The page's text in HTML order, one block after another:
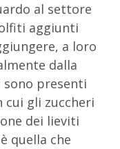
al settore
aggiunti
a loro
dalla
sono presenti
cui gli zuccheri
dei lieviti
quella che